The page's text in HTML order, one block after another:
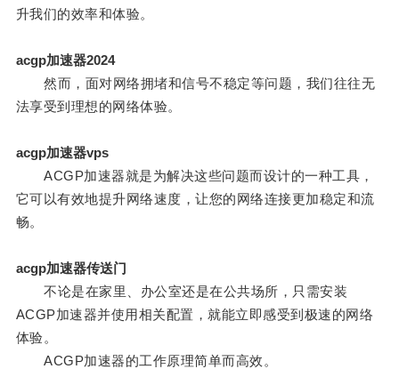
升我们的效率和体验。
acgp加速器2024
然而，面对网络拥堵和信号不稳定等问题，我们往往无
法享受到理想的网络体验。
acgp加速器vps
ACGP加速器就是为解决这些问题而设计的一种工具，
它可以有效地提升网络速度，让您的网络连接更加稳定和流
畅。
acgp加速器传送门
不论是在家里、办公室还是在公共场所，只需安装
ACGP加速器并使用相关配置，就能立即感受到极速的网络
体验。
ACGP加速器的工作原理简单而高效。